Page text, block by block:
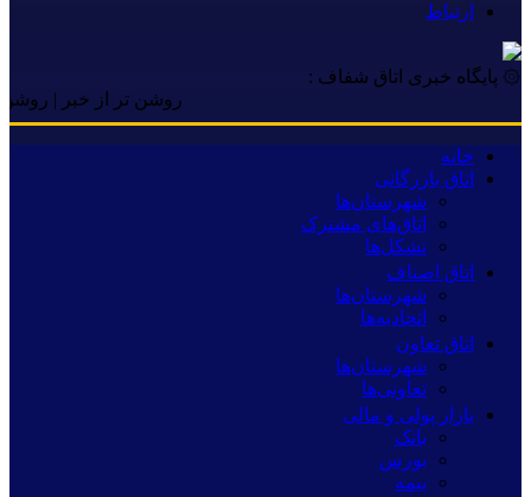
ارتباط
۞ پایگاه خبری اتاق شفاف :
روشن تر از خبر | روشن تر
خانه
اتاق بازرگانی
شهرستان‌ها
اتاق‌های مشترک
تشکل‌ها
اتاق اصناف
شهرستان‌ها
اتحادیه‌ها
اتاق تعاون
شهرستان‌ها
تعاونی‌ها
بازار پولی و مالی
بانک
بورس
بیمه